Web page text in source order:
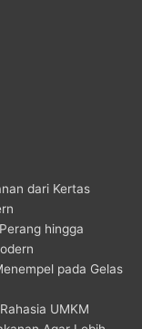
dari Kertas
hingga
pada Gelas
UMKM